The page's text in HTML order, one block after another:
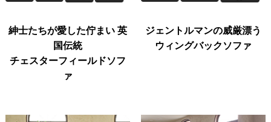
紳士たちが愛した佇まい 英
国伝統
チェスターフィールドソフ
ァ
ジェントルマンの威厳漂う
ウィングバックソファ